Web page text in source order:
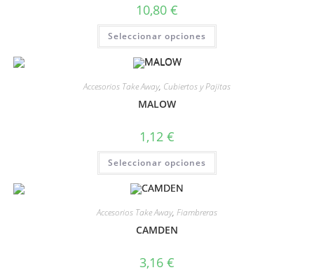
10,80 €
Seleccionar opciones
Accesorios Take Away, Cubiertos y Pajitas
MALOW
1,12 €
Seleccionar opciones
Accesorios Take Away, Fiambreras
CAMDEN
3,16 €